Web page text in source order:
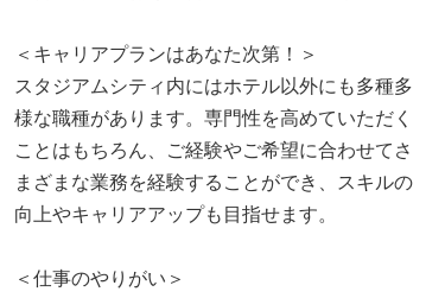
＜キャリアプランはあなた次第！＞
スタジアムシティ内にはホテル以外にも多種多
様な職種があります。専門性を高めていただく
ことはもちろん、ご経験やご希望に合わせてさ
まざまな業務を経験することができ、スキルの
向上やキャリアアップも目指せます。
＜仕事のやりがい＞